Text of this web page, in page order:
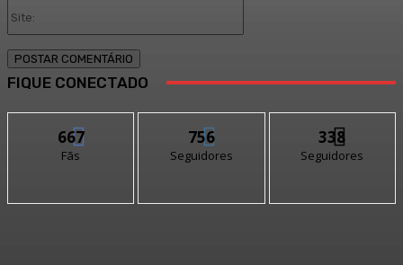
FIQUE CONECTADO
667
Fãs
756
Seguidores
338
Seguidores